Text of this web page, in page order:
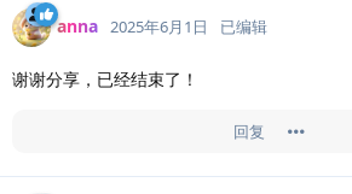
anna 2025年6月1日 已编辑
谢谢分享，已经结束了！
回复